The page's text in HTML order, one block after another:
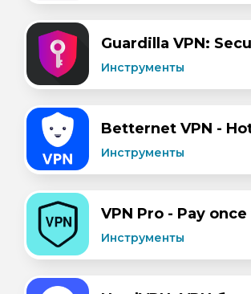
Инструменты
Инструменты
Инструменты